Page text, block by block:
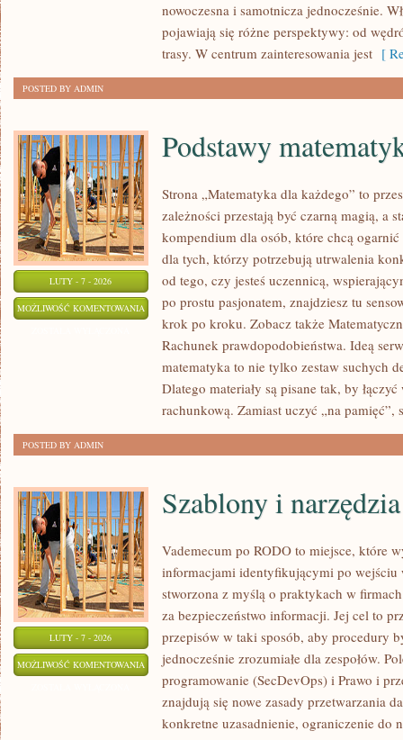
nowoczesna i samotnicza jednocześnie.
pojawiają się różne perspektywy: od
trasy. W centrum zainteresowania jest [
POSTED BY ADMIN
LUTY - 7 - 2026
MOŻLIWOŚĆ KOMENTOWANIA PODSTAWY
MATEMATYKI
Podstawy
Strona „Matematyka dla każdego” to
zależności przestają być czarną magią, a
kompendium dla osób, które chcą
dla tych, którzy potrzebują utrwalenia
od tego, czy jesteś uczennicą,
po prostu pasjonatem, znajdziesz tu
krok po kroku. Zobacz także
Rachunek prawdopodobieństwa. Ideą
matematyka to nie tylko zestaw suchych
Dlatego materiały są pisane tak, by
rachunkową. Zamiast uczyć „na pamięć”,
POSTED BY ADMIN
LUTY - 7 - 2026
MOŻLIWOŚĆ KOMENTOWANIA SZABLONY
NARZĘDZIA
Szablony i narzędzia
Vademecum po RODO to miejsce, które
informacjami identyfikującymi po wejściu
stworzona z myślą o praktykach w
za bezpieczeństwo informacji. Jej cel to
przepisów w taki sposób, aby procedury
jednocześnie zrozumiałe dla zespołów.
programowanie (SecDevOps) i Prawo i
znajdują się nowe zasady przetwarzania
konkretne uzasadnienie, ograniczenie do